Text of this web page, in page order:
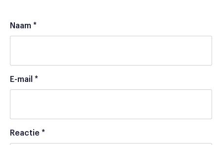
Naam *
E-mail *
Reactie *